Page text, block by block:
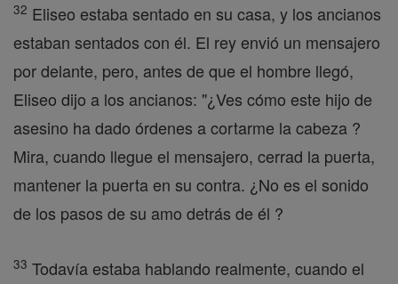
32 Eliseo estaba sentado en su casa, y los ancianos
estaban sentados con él. El rey envió un mensajero
por delante, pero, antes de que el hombre llegó,
Eliseo dijo a los ancianos: "¿Ves cómo este hijo de
asesino ha dado órdenes a cortarme la cabeza ?
Mira, cuando llegue el mensajero, cerrad la puerta,
mantener la puerta en su contra. ¿No es el sonido
de los pasos de su amo detrás de él ?
33 Todavía estaba hablando realmente, cuando el